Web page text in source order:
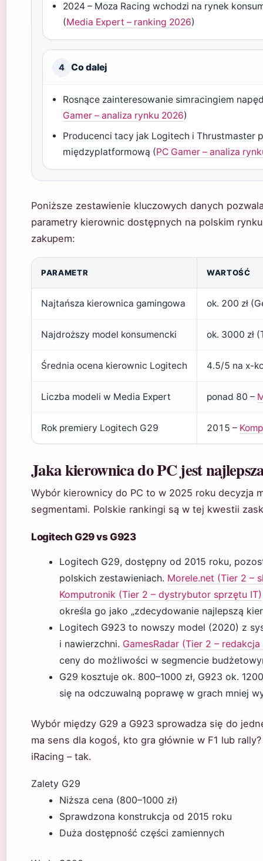
2024 – Moza Racing wchodzi na rynek
(Media Expert – ranking 2026)
4 Co dalej
Rosnące zainteresowanie simracingiem
Gamer – analiza rynku 2026)
Producenci tacy jak Logitech i Thrustmaster
międzyplatformową (PC Gamer – analiza
Poniższe zestawienie kluczowych danych
parametry kierownic dostępnych na polskim
zakupem:
PARAMETR WARTOŚĆ
Najtańsza kierownica gamingowa ok. 200 zł
Najdroższy model konsumencki ok. 3000 zł
Średnia ocena kierownic Logitech 4.5/5 na x-
Liczba modeli w Media Expert ponad 80 –
Rok premiery Logitech G29 2015 –
Jaka kierownica do PC jest
Wybór kierownicy do PC to w 2025 roku decyzja
segmentami. Polskie rankingi są w tej kwestii
Logitech G29 vs G923
Logitech G29, dostępny od 2015 roku,
polskich zestawieniach. Morele.net (Tier 2 –
Komputronik (Tier 2 – dystrybutor sprzętu IT)
określa go jako „zdecydowanie najlepszą
Logitech G923 to nowszy model (2020) z
i nawierzchni. GamesRadar (Tier 2 –
ceny do możliwości w segmencie
G29 kosztuje ok. 800–1000 zł, G923 ok.
się na odczuwalną poprawę w grach mniej
Wybór między G29 a G923 sprowadza się do
ma sens dla kogoś, kto gra głównie w F1 lub
iRacing – tak.
Zalety G29
Niższa cena (800–1000 zł)
Sprawdzona konstrukcja od 2015 roku
Duża dostępność części zamiennych